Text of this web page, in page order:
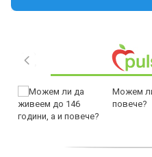
Можем
повече?